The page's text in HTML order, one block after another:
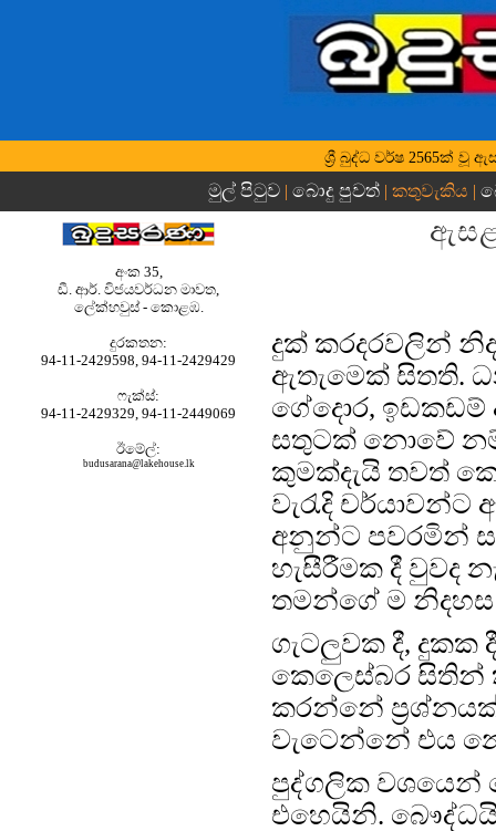
ශ්‍රී බුද්ධ වර්ෂ 2565ක් වූ
මුල් පිටුව | බොදු පුවත්| කතුවැකිය |
අංක 35,
ඩී. ආර්. විජයවර්ධන මාවත,
ලේක්හවුස් - කොළඹ.
දුරකතන‍‍:
94-11-2429598, 94-11-2429429
ෆැක්ස්:
94-11-2429329, 94-11-2449069
ඊමේල්:
budusarana@lakehouse.lk
ඇසළ
දුක් කරදරවලින්
ඇතැමෙක් සිතති.
ගේදොර, ඉඩකඩම්
සතුටක් නොවේ
කුමක්දැයි තවත්
වැරැදි
අනුන්ට පවරමින්
හැසීරීමක දී
තමන්ගේ ම නිදහස
ගැටලුවක දී, දුකක
කෙලෙස්බර සිතින්
කරන්නේ
වැටෙන්නේ එය
පුද්ගලික වශයෙන්
එහෙයිනි.